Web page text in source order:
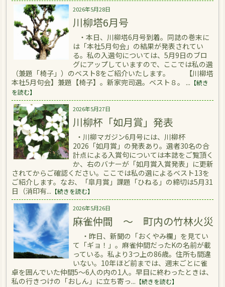
2026年5月28日
川柳塔6月号
・本日、川柳塔6月号到着。同誌の巻末に
は「本社5月句会」の結果が発表されてい
る。私の入選句については、5月9日のブロ
グにアップしていますので、ここでは私の選
（兼題「椅子」）のベスト8をご紹介いたします。 【川柳塔
本社5月句会】兼題【椅子】。新家完司選。ベスト８。 ... 【続き
を読む】
2026年5月27日
川柳杯「如月賞」発表
・川柳マガジン6月号には、川柳杯
2026「如月賞」の発表あり。選者30名の合
計点による入賞句については本誌をご覧頂く
か、右のバナーが「如月賞入賞発表」に更新
されてからご確認ください。ここでは私の選によるベスト13を
ご紹介します。なお、「皐月賞」課題「ひねる」の締切は5月31
日（消印有... 【続きを読む】
2026年5月26日
麻雀仲間 ～ 町内の竹林火災
・昨日、新聞の「おくやみ欄」を見てい
て「ギョ！」。麻雀仲間だったKの名前が載
っている。私より3つ上の86歳。住所も間違
いない。10年ほど前までは、週末ごとに雀
卓を囲んでいた仲間5～6人の内の1人。早目に終わったときは、
私の行きつけの「おしん」に立ち寄っ... 【続きを読む】